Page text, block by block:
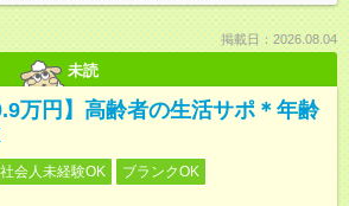
掲載日：2026.08.04
未読
万円】高齢者の生活サポ＊年齢
社会人未経験OK
ブランクOK